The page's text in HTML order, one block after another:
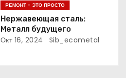
РЕМОНТ - ЭТО ПРОСТО
Нержавеющая сталь:
Металл будущего
Окт 16, 2024 Sib_ecometal